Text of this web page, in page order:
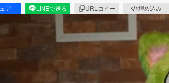
ア LINEで送る URLコピー 埋め込み